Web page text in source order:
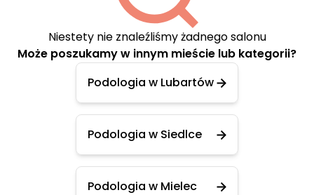
Niestety nie znaleźliśmy żadnego salonu
Może poszukamy w innym mieście lub kategorii?
Podologia w Lubartów
Podologia w Siedlce
Podologia w Mielec